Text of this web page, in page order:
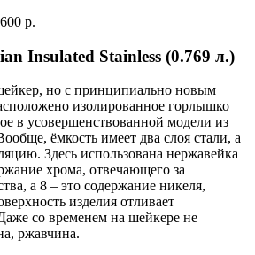
р.
Insulated Stainless (0.769 л.)
но с принципиально новым
изолированное горлышко
в усовершенствованной модели из
ёмкость имеет два слоя стали, а
Здесь использована нержавейка
хрома, отвечающего за
а 8 – это содержание никеля,
изделия отливает
со временем на шейкере не
ржавчина.